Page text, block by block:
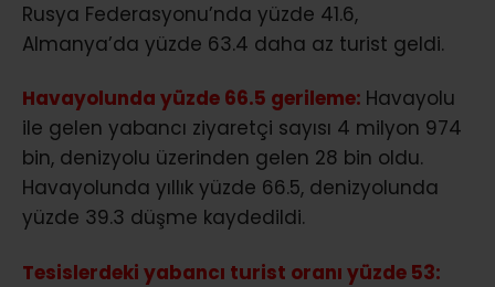
Rusya Federasyonu’nda yüzde 41.6,
Almanya’da yüzde 63.4 daha az turist geldi.
Havayolunda yüzde 66.5 gerileme: Havayolu
ile gelen yabancı ziyaretçi sayısı 4 milyon 974
bin, denizyolu üzerinden gelen 28 bin oldu.
Havayolunda yıllık yüzde 66.5, denizyolunda
yüzde 39.3 düşme kaydedildi.
Tesislerdeki yabancı turist oranı yüzde 53: